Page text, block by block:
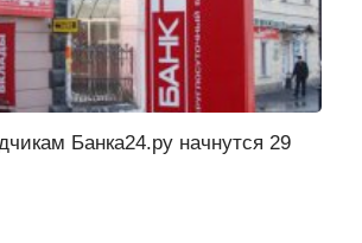
Банка24.ру начнутся 29